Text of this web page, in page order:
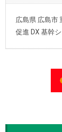
広島県 広島市
促進 DX 基幹